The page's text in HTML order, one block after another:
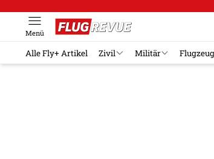
Menü
Alle Fly+ Artikel Zivil Militär